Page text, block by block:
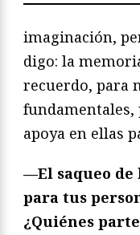
imaginación,
digo: la
recuerdo, para
fundamentales,
apoya en ellas
—El saqueo
para tus
¿Quiénes